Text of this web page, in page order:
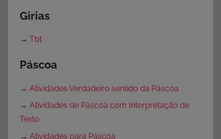
Girias
→ Tbt
Páscoa
→ Atividades Verdadeiro sentido da Páscoa
→ Atividades de Páscoa com Interpretação de
Texto
→ Atividades para Páscoa